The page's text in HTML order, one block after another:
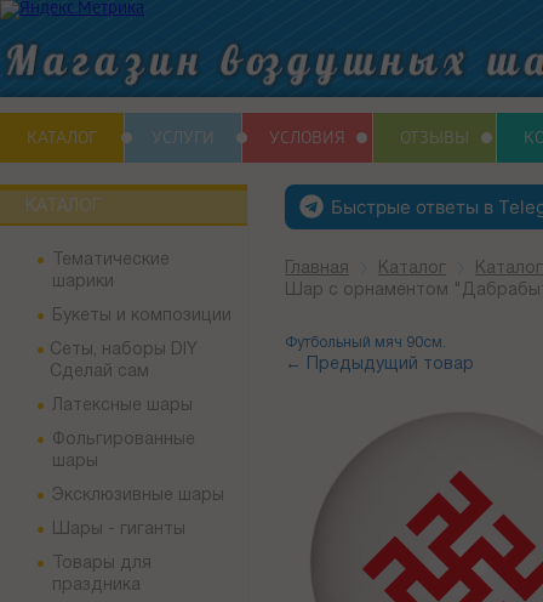
КАТАЛОГ УСЛУГИ УСЛОВИЯ ОТЗЫВЫ
КАТАЛОГ
Тематические
шарики
Букеты и композиции
Сеты, наборы DIY
Сделай сам
Латексные шары
Фольгированные
шары
Эксклюзивные шары
Шары - гиганты
Товары для
праздника
Быстрые ответы в
Главная Каталог
Шар с орнаментом
Футбольный мяч 90см.
← Предыдущий товар